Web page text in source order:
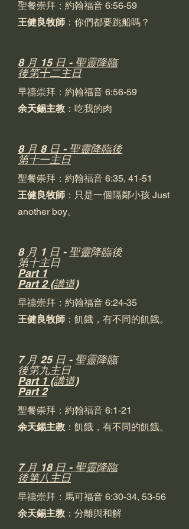
聖餐崇拜：約翰福音 6:56-59
王健良牧師 ：你們都要跳船嗎？
8 月 15 日 - 聖靈降臨
後第十二主日
早禱崇拜：約翰福音 6:56-59
余天錫主教 ：吃我的肉
8 月 8 日 - 聖靈降臨後
第十一主日
聖餐崇拜：約翰福音 6:35, 41-51
王健良牧師 ：只是一個隔鄰小孩 Just
another boy。
8 月 1 日 - 聖靈降臨後
第十主日
Part 1
Part 2 (講道)
早禱崇拜：約翰福音 6:24-35
王健良牧師 ：飢餓，有不同的飢餓。
7 月 25 日 - 聖靈降臨
後第九主日
Part 1 (講道)
Part 2
聖餐崇拜：約翰福音 6:1-21
余天錫主教 ：飢餓，有不同的飢餓。
7 月 18 日 - 聖靈降臨
後第八主日
早禱崇拜：馬可福音 6:30-34, 53-56
余天錫主教 ：分離與和解